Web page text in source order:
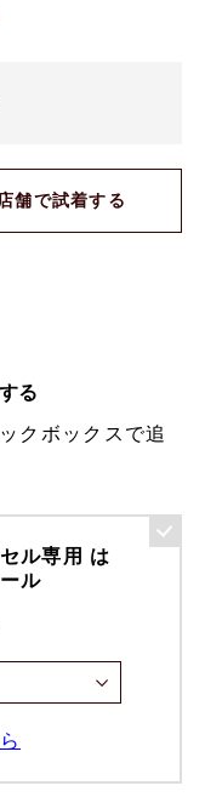
店舗で試着する
る
クボックスで追
ル専用 は
ル